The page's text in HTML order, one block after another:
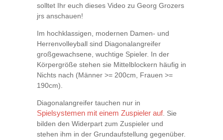
solltet Ihr euch dieses Video zu Georg Grozers
jrs anschauen!
Im hochklassigen, modernen Damen- und
Herrenvolleyball sind Diagonalangreifer
großgewachsene, wuchtige Spieler. In der
Körpergröße stehen sie Mittelblockern häufig in
Nichts nach (Männer >= 200cm, Frauen >=
190cm).
Diagonalangreifer tauchen nur in
Spielsystemen mit einem Zuspieler auf. Sie
bilden den Widerpart zum Zuspieler und
stehen ihm in der Grundaufstellung gegenüber.